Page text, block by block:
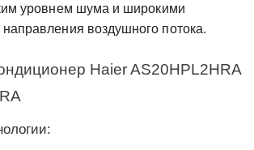
уровнем шума и широкими
воздушного потока.
Haier AS20HPL2HRA